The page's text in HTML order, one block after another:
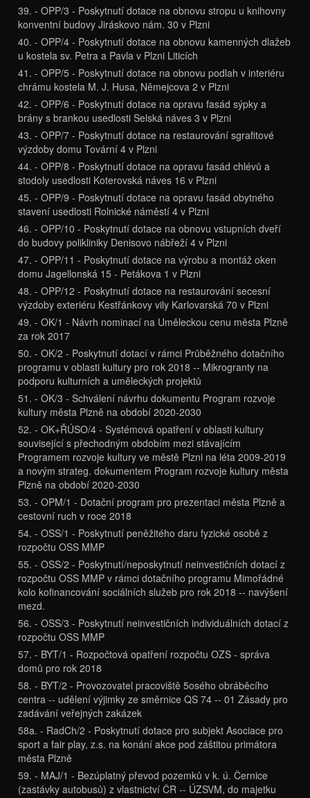
39. - OPP/3 - Poskytnutí dotace na obnovu stropu u knihovny
konventní budovy Jiráskovo nám. 30 v Plzni
40. - OPP/4 - Poskytnutí dotace na obnovu kamenných dlažeb
u kostela sv. Petra a Pavla v Plzni Liticích
41. - OPP/5 - Poskytnutí dotace na obnovu podlah v interiéru
chrámu kostela M. J. Husa, Němejcova 2 v Plzni
42. - OPP/6 - Poskytnutí dotace na opravu fasád sýpky a
brány s brankou usedlosti Selská náves 3 v Plzni
43. - OPP/7 - Poskytnutí dotace na restaurování sgrafitové
výzdoby domu Tovární 4 v Plzni
44. - OPP/8 - Poskytnutí dotace na opravu fasád chlévů a
stodoly usedlosti Koterovská náves 16 v Plzni
45. - OPP/9 - Poskytnutí dotace na opravu fasád obytného
stavení usedlosti Rolnické náměstí 4 v Plzni
46. - OPP/10 - Poskytnutí dotace na obnovu vstupních dveří
do budovy polikliniky Denisovo nábřeží 4 v Plzni
47. - OPP/11 - Poskytnutí dotace na výrobu a montáž oken
domu Jagellonská 15 - Petákova 1 v Plzni
48. - OPP/12 - Poskytnutí dotace na restaurování secesní
výzdoby exteriéru Kestřánkovy vily Karlovarská 70 v Plzni
49. - OK/1 - Návrh nominací na Uměleckou cenu města Plzně
za rok 2017
50. - OK/2 - Poskytnutí dotací v rámci Průběžného dotačního
programu v oblasti kultury pro rok 2018 -- Mikrogranty na
podporu kulturních a uměleckých projektů
51. - OK/3 - Schválení návrhu dokumentu Program rozvoje
kultury města Plzně na období 2020-2030
52. - OK+ŘÚSO/4 - Systémová opatření v oblasti kultury
související s přechodným obdobím mezi stávajícím
Programem rozvoje kultury ve městě Plzni na léta 2009-2019
a novým strateg. dokumentem Program rozvoje kultury města
Plzně na období 2020-2030
53. - OPM/1 - Dotační program pro prezentaci města Plzně a
cestovní ruch v roce 2018
54. - OSS/1 - Poskytnutí peněžitého daru fyzické osobě z
rozpočtu OSS MMP
55. - OSS/2 - Poskytnutí/neposkytnutí neinvestičních dotací z
rozpočtu OSS MMP v rámci dotačního programu Mimořádné
kolo kofinancování sociálních služeb pro rok 2018 -- navýšení
mezd.
56. - OSS/3 - Poskytnutí neinvestičních individuálních dotací z
rozpočtu OSS MMP
57. - BYT/1 - Rozpočtová opatření rozpočtu OZS - správa
domů pro rok 2018
58. - BYT/2 - Provozovatel pracoviště 5osého obráběcího
centra -- udělení výjimky ze směrnice QS 74 -- 01 Zásady pro
zadávání veřejných zakázek
58a. - RadCh/2 - Poskytnutí dotace pro subjekt Asociace pro
sport a fair play, z.s. na konání akce pod záštitou primátora
města Plzně
59. - MAJ/1 - Bezúplatný převod pozemků v k. ú. Černice
(zastávky autobusů) z vlastnictví ČR -- ÚZSVM, do majetku